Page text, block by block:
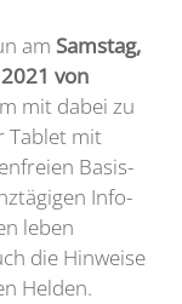
am Samstag,
von
mit dabei zu
Tablet mit
Basis-
Info-
leben
die Hinweise
Helden.